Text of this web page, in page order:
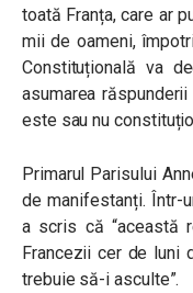
toată Franța, care ar
mii de oameni,
Constituțională va
asumarea
este sau nu
Primarul Parisului
de manifestanți. Într-
a scris că “această
Francezii cer de luni
trebuie să-i asculte”.